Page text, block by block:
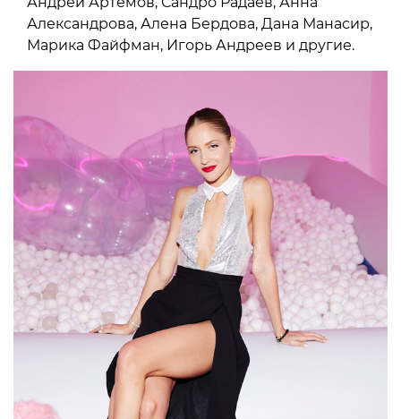
Александрова, Алена Бердова, Дана Манасир,
Марика Файфман, Игорь Андреев и другие.